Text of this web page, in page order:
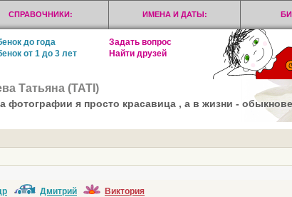
СПРАВОЧНИКИ: ИМЕНА И ДАТЫ:
до года
Задать вопрос
от 1 до 3 лет
Найти друзей
Татьяна (ТАТI)
фотографии я просто красавица , а в жизни -
Дмитрий Виктория